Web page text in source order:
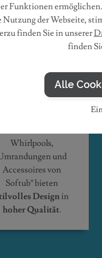
Whirlpools,
und
Accessoires von
Softub® bieten
Designin
hoher Qualität.
Funktionen
der Webseite,
finden Sie in unserer
finden
Alle